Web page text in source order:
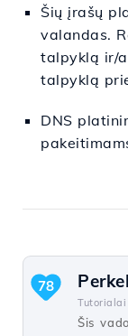
Šių įrašų
valandas.
talpyklą ir/
talpyklą
DNS
Šis
78